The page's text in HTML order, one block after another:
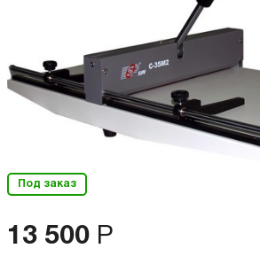
Под заказ
13 500 Р